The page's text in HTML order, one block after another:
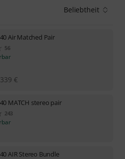
Beliebtheit
Air Matched Pair
56
339 €
MATCH stereo pair
243
AIR Stereo Bundle